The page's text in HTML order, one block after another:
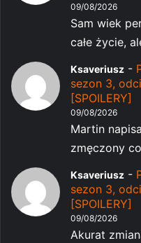
09/08/2026
Sam wiek
całe życie,
Ksaveriusz -
sezon 3,
[SPOILERY]
09/08/2026
Martin
zmęczony
Ksaveriusz -
sezon 3,
[SPOILERY]
09/08/2026
Akurat